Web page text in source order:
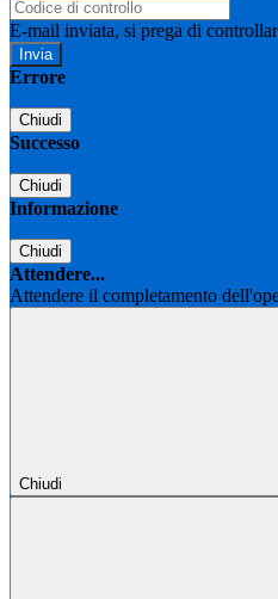
E-mail inviata, si prega di
Errore
Chiudi
Successo
Chiudi
Informazione
Chiudi
Attendere...
Attendere il completamento
Chiudi